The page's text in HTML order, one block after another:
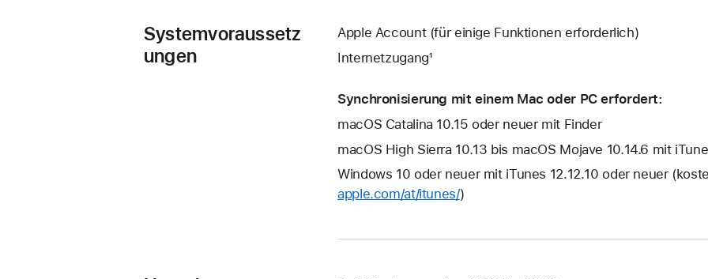
Systemvoraussetz
ungen
Apple Account (für einige Funktionen erforderlich)
Internetzugang¹
Synchronisierung mit einem Mac oder PC erfordert:
macOS Catalina 10.15 oder neuer mit Finder
macOS High Sierra 10.13 bis macOS Mojave 10.14.6 mit
Windows 10 oder neuer mit iTunes 12.12.10 oder neuer
apple.com/at/itunes/)